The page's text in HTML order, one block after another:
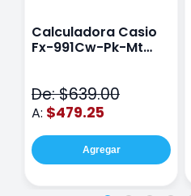
Calculadora Casio
Fx-991Cw-Pk-Mt
De: $639.00
A: $479.25
Agregar